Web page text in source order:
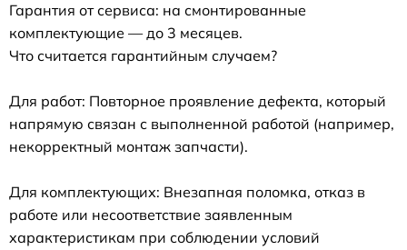
Гарантия от сервиса: на смонтированные
комплектующие — до 3 месяцев.
Что считается гарантийным случаем?
Для работ: Повторное проявление дефекта, который
напрямую связан с выполненной работой (например,
некорректный монтаж запчасти).
Для комплектующих: Внезапная поломка, отказ в
работе или несоответствие заявленным
характеристикам при соблюдении условий